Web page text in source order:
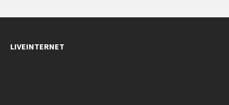
LIVEINTERNET